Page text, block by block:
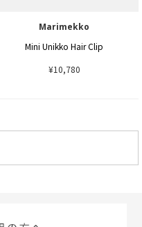
Marimekko
Mini Unikko Hair Clip
¥10,780